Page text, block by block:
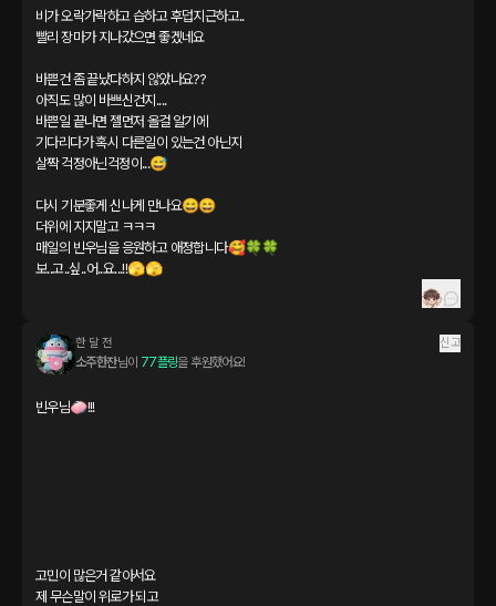
비가 오락가락하고 습하고 후덥지근하고..
빨리 장마가 지나갔으면 좋겠네요
바쁜건 좀 끝났다하지 않았나요??
아직도 많이 바쁘신건지....
바쁜일 끝나면 젤먼저 올걸 알기에
기다리다가 혹시 다른일이 있는건 아닌지
살짝 걱정아닌걱정이...😅
다시 기분좋게 신나게 만나요😄😄
더위에 지지말고 ㅋㅋㅋ
매일의 빈우님을 응원하고 애정합니다🥰🍀🍀
보..고..싶..어..요...!!🫣🫣
한 달 전 신고
소주한잔님이 77플링을 후원했어요!
빈우님🧼!!!
고민이 많은거 같아서요
제 무슨말이 위로가 되고